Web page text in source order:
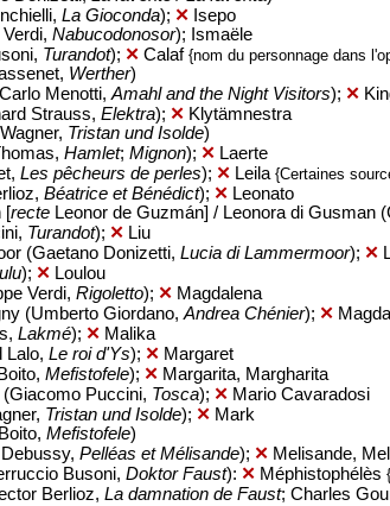
La Gioconda); ✕ Isepo
Nabucodonosor); Ismaële
Turandot); ✕ Calaf {nom du personnage dans
Werther)
Menotti, Amahl and the Night Visitors); ✕
Strauss, Elektra); ✕ Klytämnestra
Tristan und Isolde)
Hamlet; Mignon); ✕ Laerte
Les pêcheurs de perles); ✕ Leila {Certaines
Béatrice et Bénédict); ✕ Leonato
[recte Leonor de Guzmán] / Leonora di Gusman
Turandot); ✕ Liu
(Gaetano Donizetti, Lucia di Lammermoor); ✕
); ✕ Loulou
Verdi, Rigoletto); ✕ Magdalena
(Umberto Giordano, Andrea Chénier); ✕
Lakmé); ✕ Malika
Lalo, Le roi d'Ys); ✕ Margaret
Mefistofele); ✕ Margarita, Margharita
Puccini, Tosca); ✕ Mario Cavaradosi
Tristan und Isolde); ✕ Mark
Mefistofele)
Pelléas et Mélisande); ✕ Melisande,
Busoni, Doktor Faust): ✕ Méphistophélès
Berlioz, La damnation de Faust; Charles